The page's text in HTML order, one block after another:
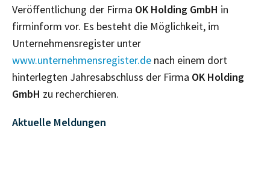
Veröffentlichung der Firma OK Holding GmbH in
firminform vor. Es besteht die Möglichkeit, im
Unternehmensregister unter
www.unternehmensregister.de nach einem dort
hinterlegten Jahresabschluss der Firma OK Holding
GmbH zu recherchieren.
Aktuelle Meldungen